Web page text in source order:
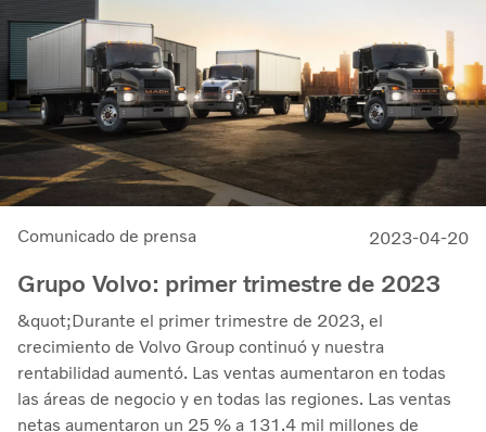
Comunicado de prensa 2023-04-20
Grupo Volvo: primer trimestre de 2023
&quot;Durante el primer trimestre de 2023, el
crecimiento de Volvo Group continuó y nuestra
rentabilidad aumentó. Las ventas aumentaron en todas
las áreas de negocio y en todas las regiones. Las ventas
netas aumentaron un 25 % a 131.4 mil millones de